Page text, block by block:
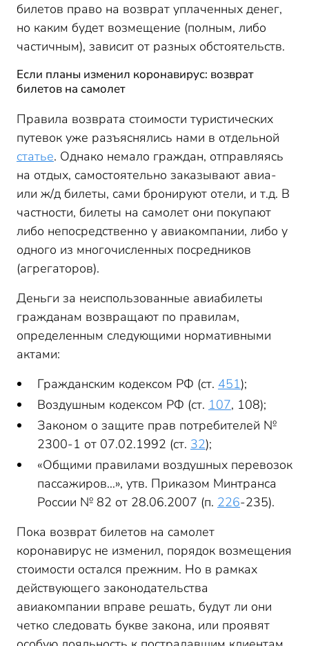
билетов право на возврат уплаченных денег,
но каким будет возмещение (полным, либо
частичным), зависит от разных обстоятельств.
Если планы изменил коронавирус: возврат
билетов на самолет
Правила возврата стоимости туристических
путевок уже разъяснялись нами в отдельной
статье. Однако немало граждан, отправляясь
на отдых, самостоятельно заказывают авиа-
или ж/д билеты, сами бронируют отели, и т.д. В
частности, билеты на самолет они покупают
либо непосредственно у авиакомпании, либо у
одного из многочисленных посредников
(агрегаторов).
Деньги за неиспользованные авиабилеты
гражданам возвращают по правилам,
определенным следующими нормативными
актами:
Гражданским кодексом РФ (ст. 451);
Воздушным кодексом РФ (ст. 107, 108);
Законом о защите прав потребителей №
2300-1 от 07.02.1992 (ст. 32);
«Общими правилами воздушных перевозок
пассажиров…», утв. Приказом Минтранса
России № 82 от 28.06.2007 (п. 226-235).
Пока возврат билетов на самолет
коронавирус не изменил, порядок возмещения
стоимости остался прежним. Но в рамках
действующего законодательства
авиакомпании вправе решать, будут ли они
четко следовать букве закона, или проявят